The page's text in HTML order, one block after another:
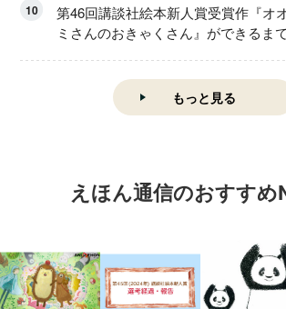
10
第46回講談社絵本新人賞受賞作『オ
ミさんのおきゃくさん』ができるま
もっと見る
えほん通信のおすすめ